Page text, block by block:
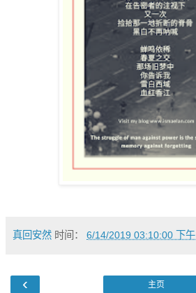
真回安然 时间： 6/14/2019 03:10:00 下午
‹ 主页